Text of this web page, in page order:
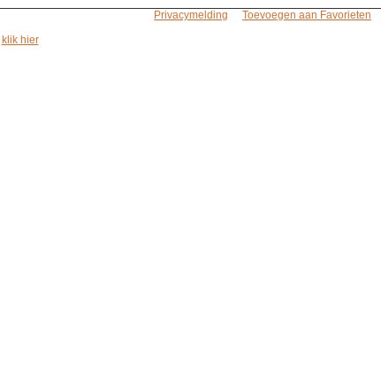
Privacymelding
Toevoegen aan Favorieten
klik hier